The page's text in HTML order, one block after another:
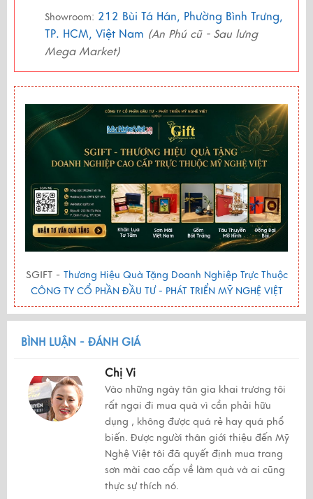
Showroom: 212 Bùi Tá Hán, Phường Bình Trưng,
TP. HCM, Việt Nam (An Phú cũ - Sau lưng
Mega Market)
SGIFT - Thương Hiệu Quà Tặng Doanh Nghiệp Trực Thuộc
CÔNG TY CỔ PHẦN ĐẦU TƯ - PHÁT TRIỂN MỸ NGHỆ VIỆT
BÌNH LUẬN - ĐÁNH GIÁ
Chị Vi
Vào những ngày tân gia khai trương tôi
rất ngại đi mua quà vì cần phải hữu
dụng , không được quá rẻ hay quá phổ
biến. Được người thân giới thiệu đến Mỹ
Nghệ Việt tôi đã quyết định mua trang
sơn mài cao cấp về làm quà và ai cũng
thực sự thích nó.